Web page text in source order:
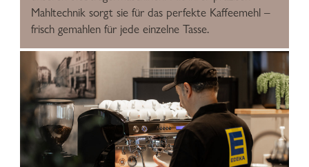
Mahltechnik sorgt sie für das perfekte Kaffeemehl –
frisch gemahlen für jede einzelne Tasse.